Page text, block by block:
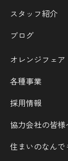
スタッフ紹介
ブログ
オレンジフェア
各種事業
採用情報
協力会社の皆様
住まいのなんで